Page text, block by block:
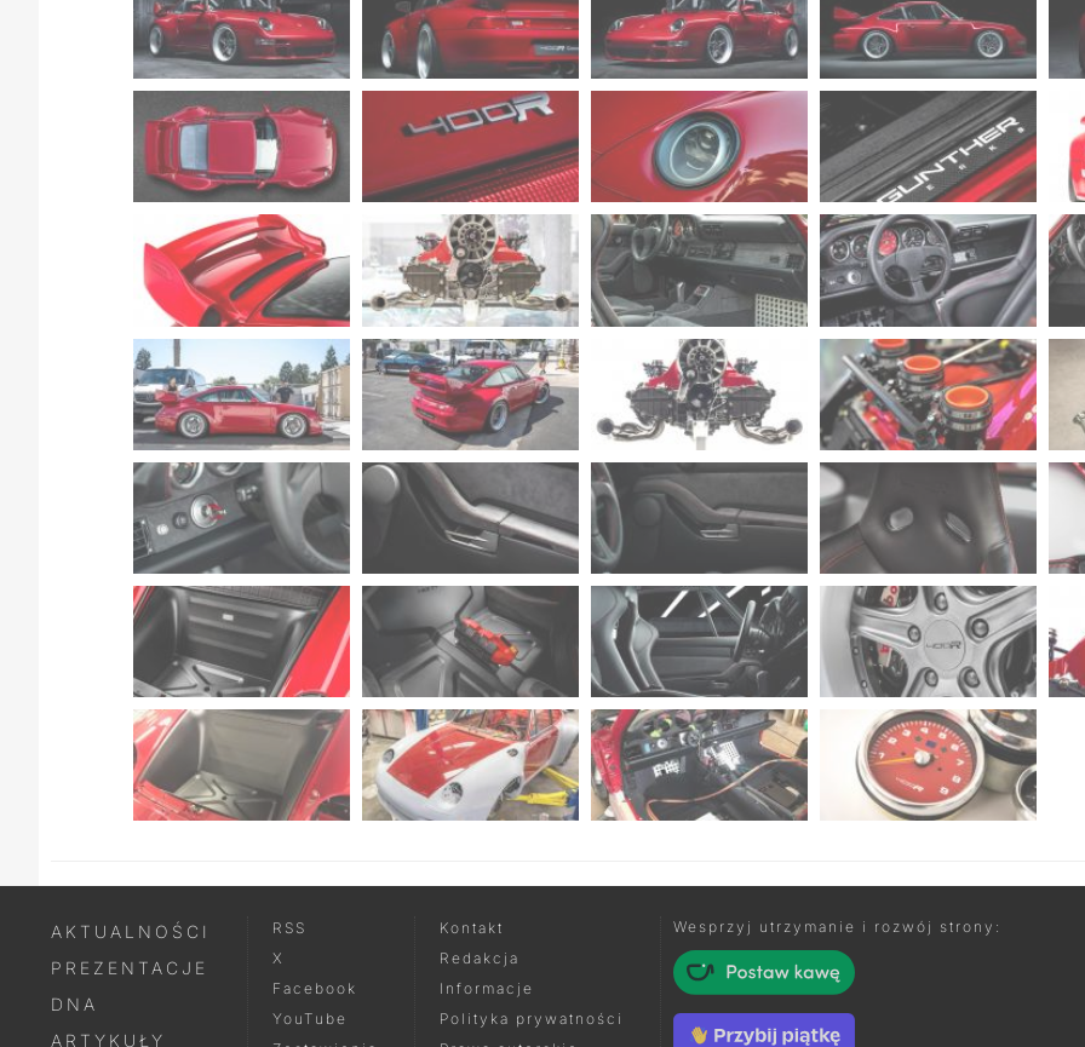
AKTUALNOŚCI
PREZENTACJE
DNA
ARTYKUŁY
RSS
X
Facebook
YouTube
Kontakt
Redakcja
Informacje
Polityka prywatności
Wesprzyj utrzymanie i rozwój strony: